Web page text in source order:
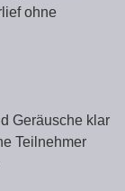
ohne
Geräusche klar
Teilnehmer